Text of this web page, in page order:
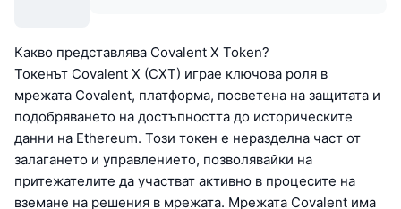
Какво представлява Covalent X Token?
Токенът Covalent X (CXT) играе ключова роля в
мрежата Covalent, платформа, посветена на защитата и
подобряването на достъпността до историческите
данни на Ethereum. Този токен е неразделна част от
залагането и управлението, позволявайки на
притежателите да участват активно в процесите на
вземане на решения в мрежата. Мрежата Covalent има